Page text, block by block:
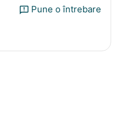
Pune o întrebare